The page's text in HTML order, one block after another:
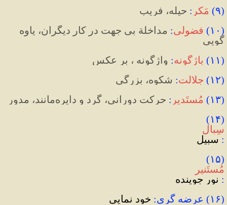
(۹) مَکر : حیله، فریب
(۱۰) فضولی:
گویی
(۱۱) باژگونه: واژگونه ، بر عکس
(۱۲) جلالت: شکوه، بزرگی
(۱۳) مُستَدیر : حرکت دورانی، گرد و دایرهمانند، مدور
(۱۴)
سِبال
: سبیل
(۱۵)
مُستَنیر
: نور جوینده
(۱۶) عرضه گری:
خود نمایی